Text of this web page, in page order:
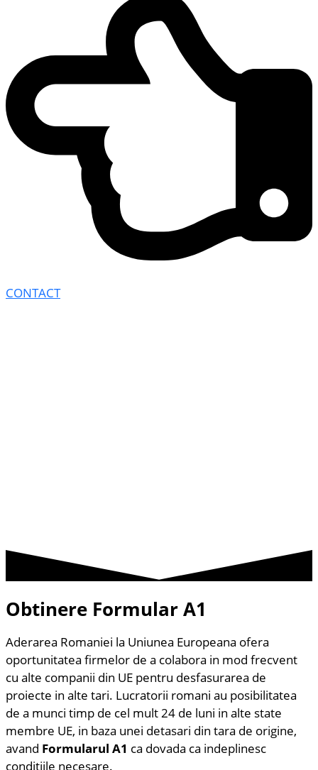
CONTACT
Obtinere Formular A1
Aderarea Romaniei la Uniunea Europeana ofera
oportunitatea firmelor de a colabora in mod frecvent
cu alte companii din UE pentru desfasurarea de
proiecte in alte tari. Lucratorii romani au posibilitatea
de a munci timp de cel mult 24 de luni in alte state
membre UE, in baza unei detasari din tara de origine,
avand Formularul A1 ca dovada ca indeplinesc
conditiile necesare.